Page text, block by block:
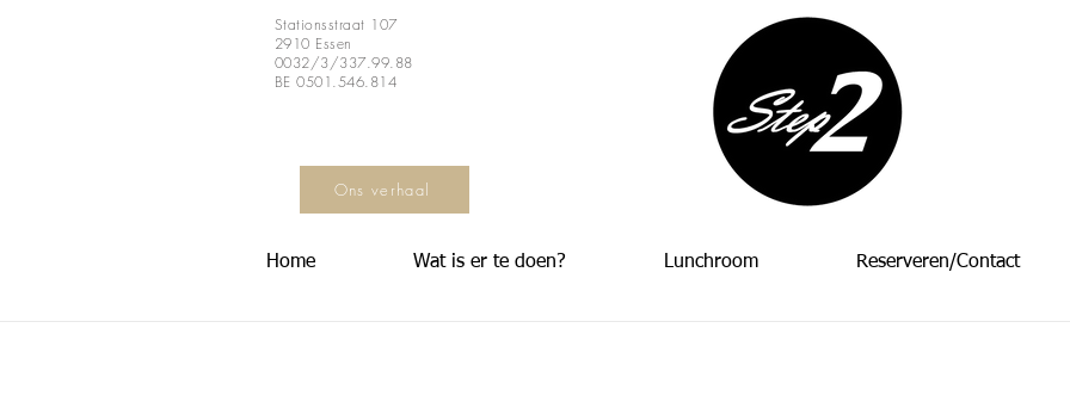
Stationsstraat 107
2910 Essen
0032/3/337.99.88
BE 0501.546.814
Ons verhaal
Home Wat is er te doen? Lunchroom Reserveren/Contact